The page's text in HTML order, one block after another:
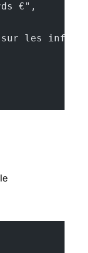
€",
les